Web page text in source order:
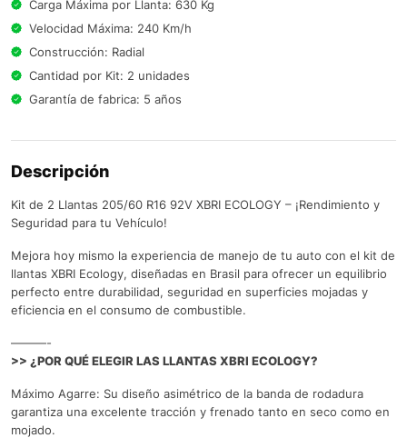
Carga Máxima por Llanta: 630 Kg
Velocidad Máxima: 240 Km/h
Construcción: Radial
Cantidad por Kit: 2 unidades
Garantía de fabrica: 5 años
Descripción
Kit de 2 Llantas 205/60 R16 92V XBRI ECOLOGY – ¡Rendimiento y
Seguridad para tu Vehículo!
Mejora hoy mismo la experiencia de manejo de tu auto con el kit de
llantas XBRI Ecology, diseñadas en Brasil para ofrecer un equilibrio
perfecto entre durabilidad, seguridad en superficies mojadas y
eficiencia en el consumo de combustible.
———-
>> ¿POR QUÉ ELEGIR LAS LLANTAS XBRI ECOLOGY?
Máximo Agarre: Su diseño asimétrico de la banda de rodadura
garantiza una excelente tracción y frenado tanto en seco como en
mojado.